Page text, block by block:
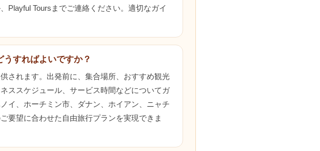
Playful Toursまでご連絡ください。適切なガイ
すればよいですか？
されます。出発前に、集合場所、おすすめ観光
ススケジュール、サービス時間などについてガ
イ、ホーチミン市、ダナン、ホイアン、ニャチ
要望に合わせた自由旅行プランを実現できま